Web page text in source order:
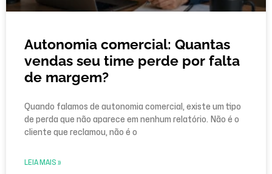
Autonomia comercial: Quantas
vendas seu time perde por falta
de margem?
Quando falamos de autonomia comercial, existe um tipo
de perda que não aparece em nenhum relatório. Não é o
cliente que reclamou, não é o
LEIA MAIS »